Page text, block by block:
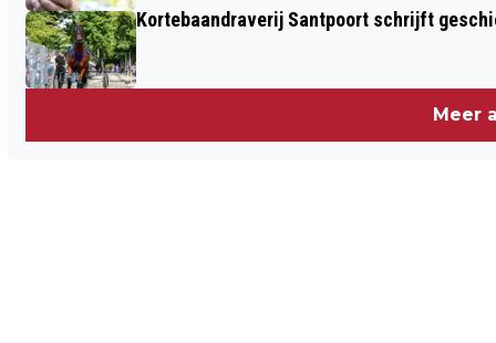
Kortebaandraverij Santpoort schrijft
Meer